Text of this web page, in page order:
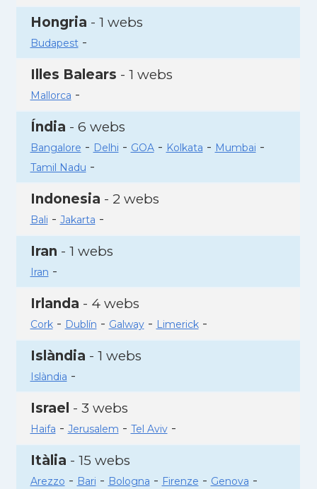
Hongria - 1 webs
Budapest-
Illes Balears - 1 webs
Mallorca -
Índia - 6 webs
Bangalore - Delhi - GOA- Kolkata - Mumbai -
Tamil Nadu -
Indonesia - 2 webs
Bali - Jakarta -
Iran - 1 webs
Iran -
Irlanda - 4 webs
Cork- Dublín - Galway- Limerick-
Islàndia - 1 webs
Islàndia -
Israel - 3 webs
Haifa - Jerusalem - Tel Aviv-
Itàlia - 15 webs
Arezzo - Bari - Bologna - Firenze - Genova -